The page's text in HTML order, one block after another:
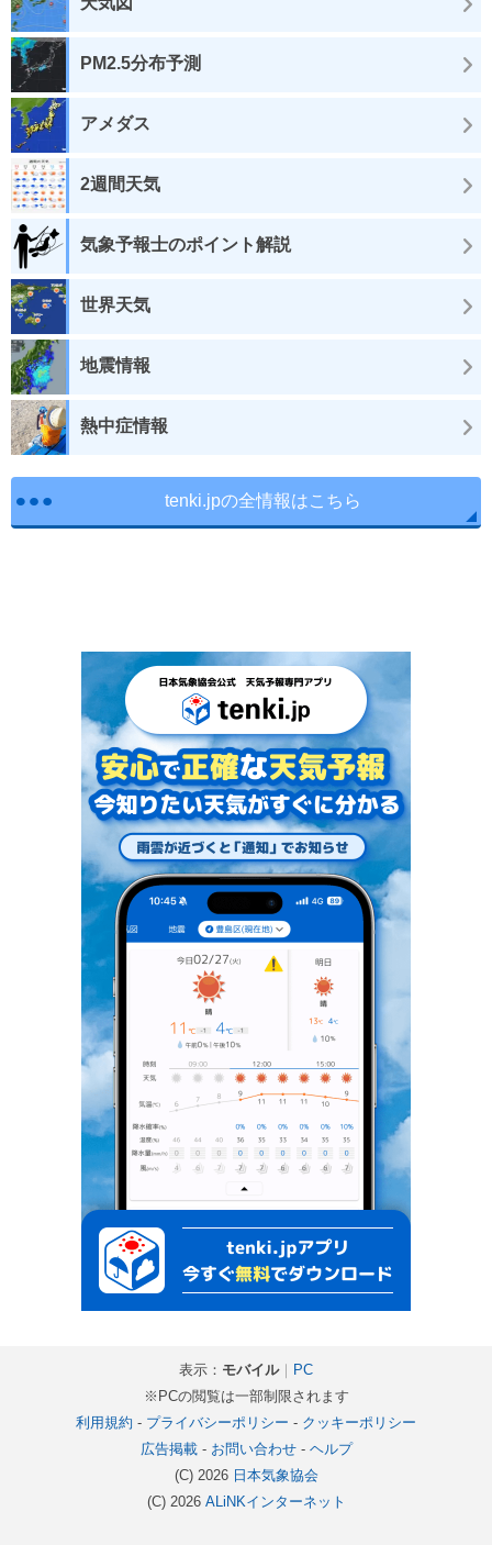
PM2.5分布予測
アメダス
2週間天気
気象予報士のポイント解説
世界天気
地震情報
熱中症情報
tenki.jpの全情報はこちら
表示： モバイル｜ PC
※PCの閲覧は一部制限されます
利用規約 - プライバシーポリシー - クッキーポリシー
広告掲載- お問い合わせ- ヘルプ
(C) 2026 日本気象協会
(C) 2026 ALiNKインターネット